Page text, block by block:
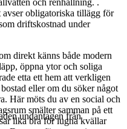
avser obligatoriska tillägg för
driftskostnad under
direkt känns både modern
öppna ytor och soliga
etta ett hem att verkligen
eller om du söker något
Här möts du av en social och
smälter samman på ett
lika bra för lugna kvällar
undantagen från